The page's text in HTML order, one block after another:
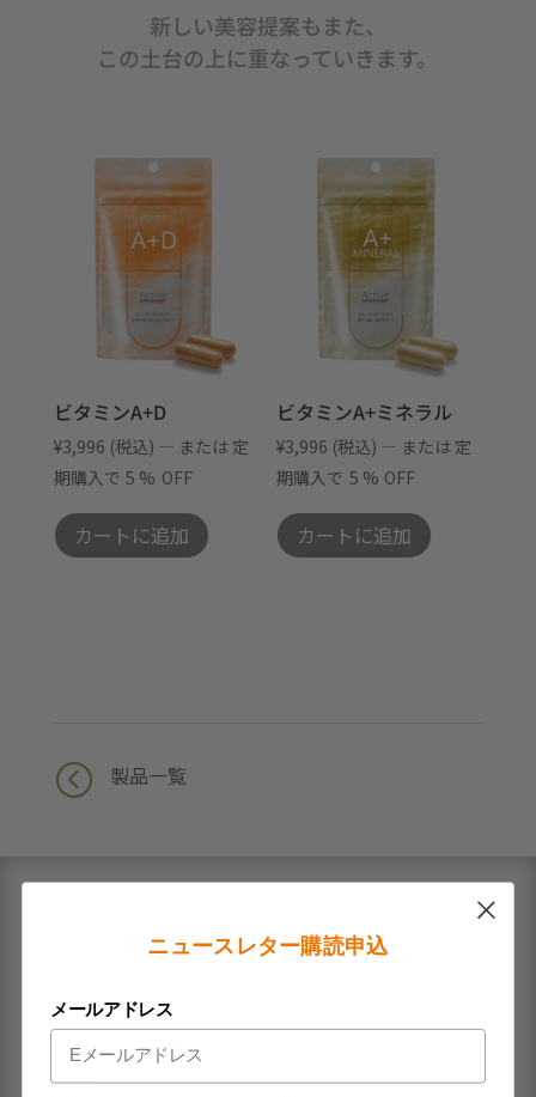
新しい美容提案もまた、
この土台の上に重なっていきます。
ビタミンA+D
¥3,996 (税込) — または 定
期購入で 5 % OFF
カートに追加
ビタミンA+ミネラル
¥3,996 (税込) — または 定
期購入で 5 % OFF
カートに追加
< 製品一覧
アクティブサプリとは
システム
製品
ニュースレター購読申込
メールアドレス